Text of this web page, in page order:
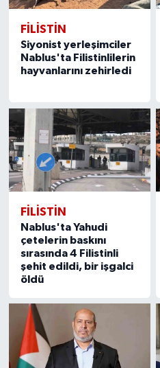
FILISTIN
Siyonist yerleşimciler
Nablus'ta Filistinlilerin
hayvanlarını zehirledi
FILISTIN
Nablus'ta Yahudi
çetelerin baskını
sırasında 4 Filistinli
şehit edildi, bir işgalci
öldü